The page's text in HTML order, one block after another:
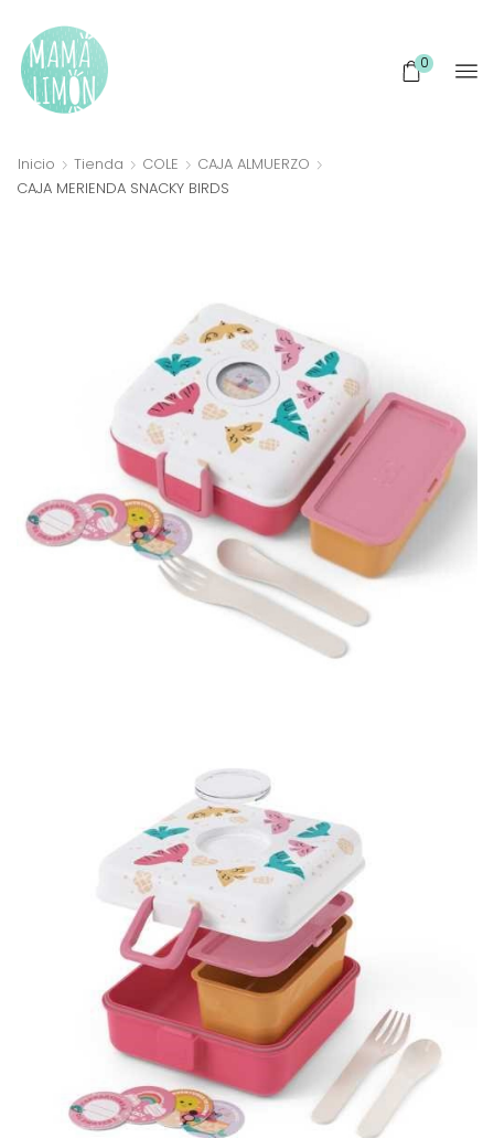
0
Inicio Tienda COLE
CAJA ALMUERZO
CAJA MERIENDA SNACKY BIRDS